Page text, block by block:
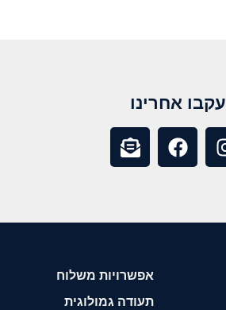
עקבו אחרינו
אפשרויות משלוח
תעודה גמולוגית